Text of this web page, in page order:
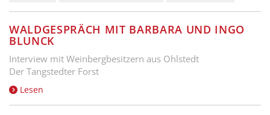
WALDGESPRÄCH MIT BARBARA UND INGO
BLUNCK
Interview mit Weinbergbesitzern aus Ohlstedt
Der Tangstedter Forst
Lesen